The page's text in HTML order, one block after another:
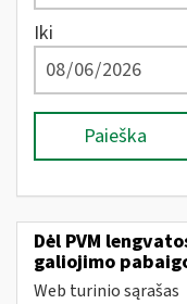
Iki
Paieška
Dėl PVM
galiojimo
Web turinio sąrašas